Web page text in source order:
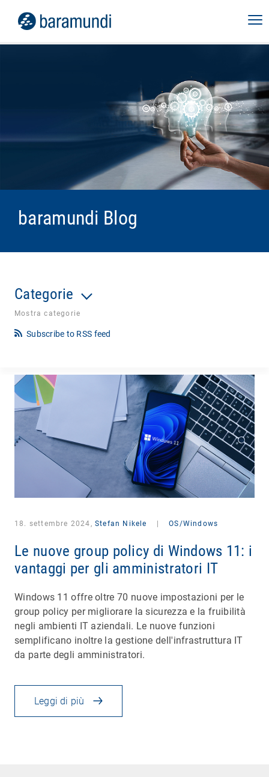
baramundi Blog
Categorie
Mostra categorie
Subscribe to RSS feed
18. settembre 2024, Stefan Nikele OS/Windows
Le nuove group policy di Windows 11: i
vantaggi per gli amministratori IT
Windows 11 offre oltre 70 nuove impostazioni per le
group policy per migliorare la sicurezza e la fruibilità
negli ambienti IT aziendali. Le nuove funzioni
semplificano inoltre la gestione dell'infrastruttura IT
da parte degli amministratori.
Leggi di più